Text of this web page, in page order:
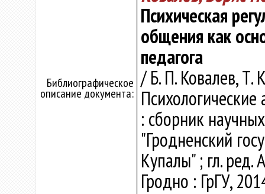
Библиографическое
описание документа:
Психическая
общения как
педагога
/ Б. П. Ковалев, Т.
Психологические
: сборник
"Гродненский
Купалы" ; гл. ред.
Гродно : ГрГУ,